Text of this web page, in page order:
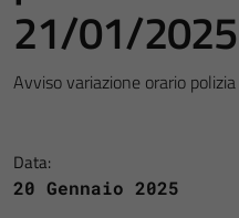
21/01/2025
Avviso variazione orario
Data:
20 Gennaio 2025